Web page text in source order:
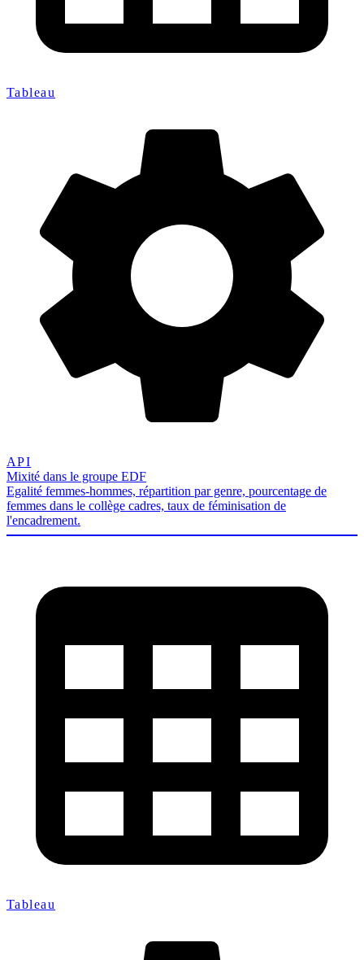
Tableau
API
Mixité dans le groupe EDF
Egalité femmes-hommes, répartition par genre, pourcentage de
femmes dans le collège cadres, taux de féminisation de
l'encadrement.
Tableau